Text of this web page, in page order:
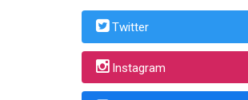
Twitter
Instagram